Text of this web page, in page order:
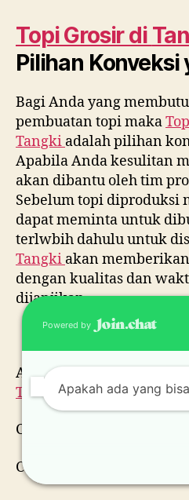
Topi Grosir di
Pilihan Konveksi
Bagi Anda yang
pembuatan topi maka
Tangki adalah pilihan
Apabila Anda kesulitan
akan dibantu oleh tim
Sebelum topi diproduksi
dapat meminta untuk
terlwbih dahulu untuk
Tangki akan
dengan kualitas dan
dijanjikan.
Anda bisa memesan jasa
Tangkimelalui :
CS 1 : Telp/WA 0815 995
CS 2 : Telp/WA 0812 82 234
Powered by
Apakah ada yang